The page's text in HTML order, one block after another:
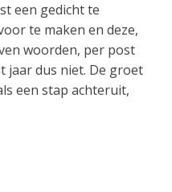
een gedicht te
te maken en deze,
woorden, per post
jaar dus niet. De groet
een stap achteruit,